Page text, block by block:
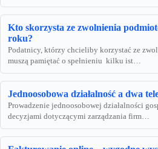
Kto skorzysta ze zwolnienia
roku?
Podatnicy, którzy chcieliby korzystać ze
muszą pamiętać o spełnieniu kilku ist…
Jednoosobowa działalność a dwa
Prowadzenie jednoosobowej działalności
decyzjami dotyczącymi zarządzania firm…